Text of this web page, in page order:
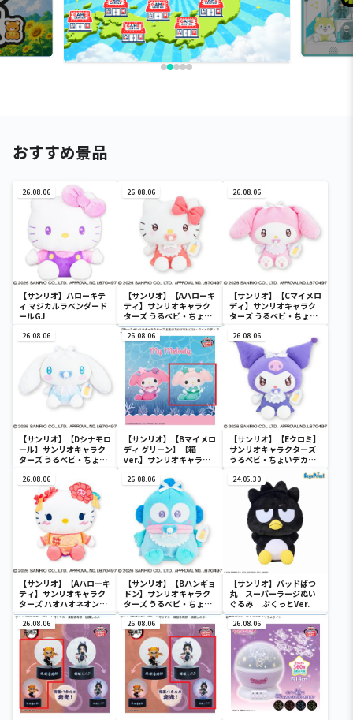
おすすめ景品
26.08.06
【サンリオ】ハローキテ
ィ マジカルラベンダード
ールGJ
26.08.06
【サンリオ】【Aハローキ
ティ】サンリオキャラク
ターズ うるベビ・ちょい
デカドール
26.08.06
【サンリオ】【Cマイメロ
ディ】サンリオキャラク
ターズ うるベビ・ちょい
26.08.06
【サンリオ】【Dシナモロ
ール】サンリオキャラク
ターズ うるベビ・ちょい
26.08.06
【サンリオ】【Bマイメロ
ディ グリーン】【箱
ver.】サンリオキャラク
SOFVIMATES～マイメロ
ディ マーメイドver. ～
26.08.06
【サンリオ】【Eクロミ】
サンリオキャラクターズ
うるベビ・ちょいデカド
26.08.06
【サンリオ】【Aハローキ
ティ】サンリオキャラク
ターズ ハオハオネオンタ
ウンドールBIGタイプ1
26.08.06
【サンリオ】【Bハンギョ
ドン】サンリオキャラク
ターズ うるベビ・ちょい
デカドール
24.05.30
【サンリオ】バッドばつ
丸 スーパーラージぬい
ぐるみ ぷくっとVer.
26.08.06 26.08.06 26.08.06